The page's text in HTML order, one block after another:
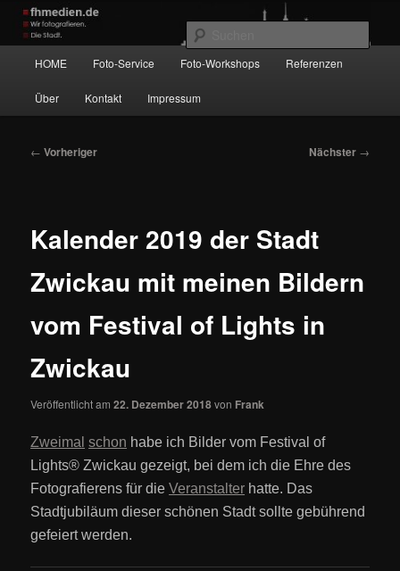
Zum
primären
Inhalt
springen
Wir fotografieren die Hauptstadt!
HOME Foto-Service Foto-Workshops Referenzen
Über Kontakt Impressum
Beitragsnavigation
← Vorheriger Nächster →
Kalender 2019 der Stadt
Zwickau mit meinen Bildern
vom Festival of Lights in
Zwickau
Veröffentlicht am22. Dezember 2018von Frank
Zweima schon habe ich Bilder vom Festival of
Lights® Zwickau gezeigt, bei dem ich die Ehre des
Fotografierens für dieVeranstalter hatte. Das
Stadtjubiläum dieser schönen Stadt sollte gebührend
gefeiert werden.